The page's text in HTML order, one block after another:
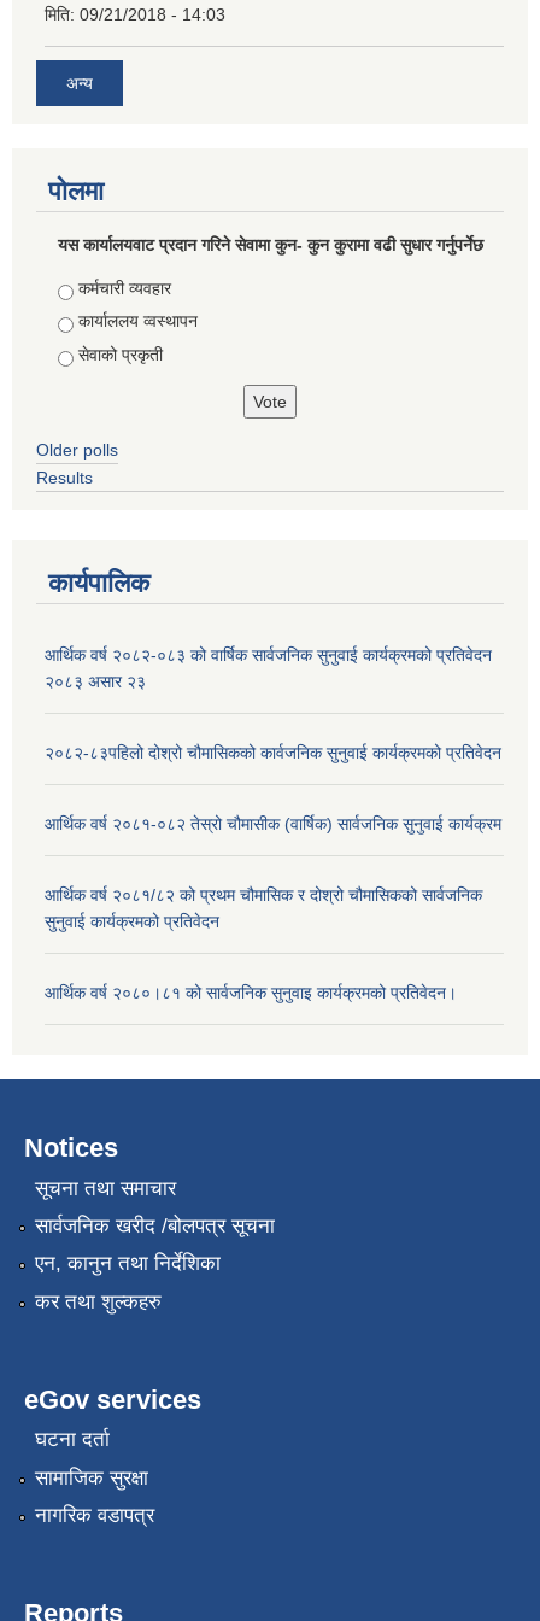
मिति: 09/21/2018 - 14:03
अन्य
पोलमा
यस कार्यालयवाट प्रदान गरिने सेवामा कुन- कुन कुरामा वढी सुधार गर्नुपर्नेछ
Choices
कर्मचारी व्यवहार
कार्याललय व्वस्थापन
सेवाको प्रकृती
Older polls
Results
कार्यपालिक
आर्थिक वर्ष २०८२-०८३ को वार्षिक सार्वजनिक सुनुवाई कार्यक्रमको प्रतिवेदन
२०८३ असार २३
२०८२-८३पहिलो दोश्रो चौमासिकको कार्वजनिक सुनुवाई कार्यक्रमको प्रतिवेदन
आर्थिक वर्ष २०८१-०८२ तेस्रो चौमासीक (वार्षिक) सार्वजनिक सुनुवाई कार्यक्रम
आर्थिक वर्ष २०८१/८२ को प्रथम चौमासिक र दोश्रो चौमासिकको सार्वजनिक
सुनुवाई कार्यक्रमको प्रतिवेदन
आर्थिक वर्ष २०८०।८१ को सार्वजनिक सुनुवाइ कार्यक्रमको प्रतिवेदन।
Notices
सूचना तथा समाचार
सार्वजनिक खरीद /बोलपत्र सूचना
एन, कानुन तथा निर्देशिका
कर तथा शुल्कहरु
eGov services
घटना दर्ता
सामाजिक सुरक्षा
नागरिक वडापत्र
Reports